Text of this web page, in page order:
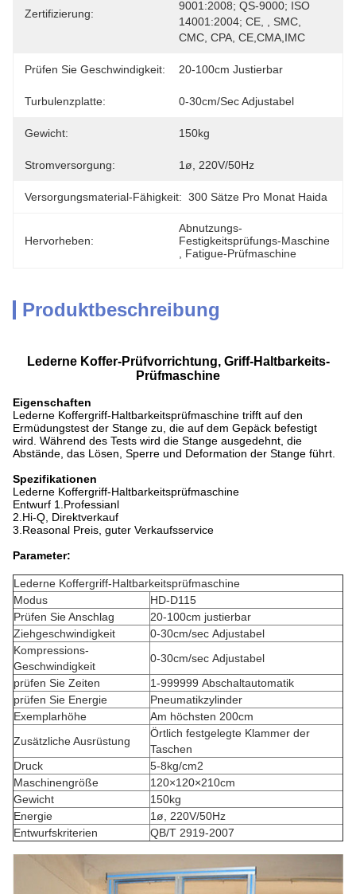
Zertifizierung:
9001:2008; QS-9000; ISO
14001:2004; CE, , SMC,
CMC, CPA, CE,CMA,IMC
Prüfen Sie Geschwindigkeit: 20-100cm Justierbar
Turbulenzplatte: 0-30cm/sec Adjustabel
Gewicht: 150kg
Stromversorgung: 1ø, 220V/50Hz
Versorgungsmaterial-Fähigkeit: 300 Sätze Pro Monat Haida
Hervorheben:
Abnutzungs-
Festigkeitsprüfungs-Maschine
Fatigue-Prüfmaschine
Produktbeschreibung
Lederne Koffer-Prüfvorrichtung, Griff-Haltbarkeits-
Prüfmaschine
Eigenschaften
Lederne Koffergriff-Haltbarkeitsprüfmaschine trifft auf den
Ermüdungstest der Stange zu, die auf dem Gepäck befestigt
wird. Während des Tests wird die Stange ausgedehnt, die
Abstände, das Lösen, Sperre und Deformation der Stange führt.
Spezifikationen
Lederne Koffergriff-Haltbarkeitsprüfmaschine
Entwurf 1.Professianl
2.Hi-Q, Direktverkauf
3.Reasonal Preis, guter Verkaufsservice
Parameter:
Lederne Koffergriff-Haltbarkeitsprüfmaschine
Modus
HD-D115
Prüfen Sie Anschlag
20-100cm justierbar
Ziehgeschwindigkeit
0-30cm/sec Adjustabel
Kompressions-
Geschwindigkeit
0-30cm/sec Adjustabel
prüfen Sie Zeiten
1-999999 Abschaltautomatik
prüfen Sie Energie
Pneumatikzylinder
Exemplarhöhe
Am höchsten 200cm
Zusätzliche Ausrüstung
Örtlich festgelegte Klammer der
Taschen
Druck
5-8kg/cm2
Maschinengröße
120×120×210cm
Gewicht
150kg
Energie
1ø, 220V/50Hz
Entwurfskriterien
QB/T 2919-2007